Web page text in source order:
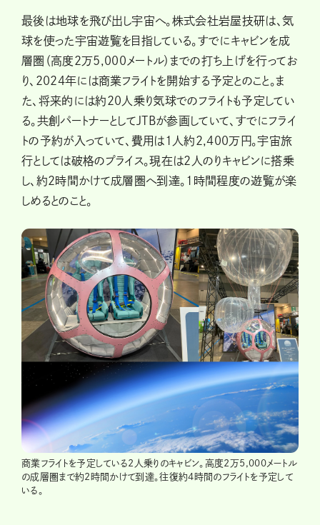
最後は地球を飛び出し宇宙へ。株式会社岩屋技研は、気
球を使った宇宙遊覧を目指している。すでにキャビンを成
層圏（高度2万5,000メートル）までの打ち上げを行ってお
り、2024年には商業フライトを開始する予定とのこと。ま
た、将来的には約20人乗り気球でのフライトも予定してい
る。共創パートナーとしてJTBが参画していて、すでにフライ
トの予約が入っていて、費用は1人約2,400万円。宇宙旅
行としては破格のプライス。現在は2人のりキャビンに搭乗
し、約2時間かけて成層圏へ到達。1時間程度の遊覧が楽
しめるとのこと。
商業フライトを予定している2人乗りのキャビン。高度2万5,000メートル
の成層圏まで約2時間かけて到達。往復約4時間のフライトを予定して
いる。